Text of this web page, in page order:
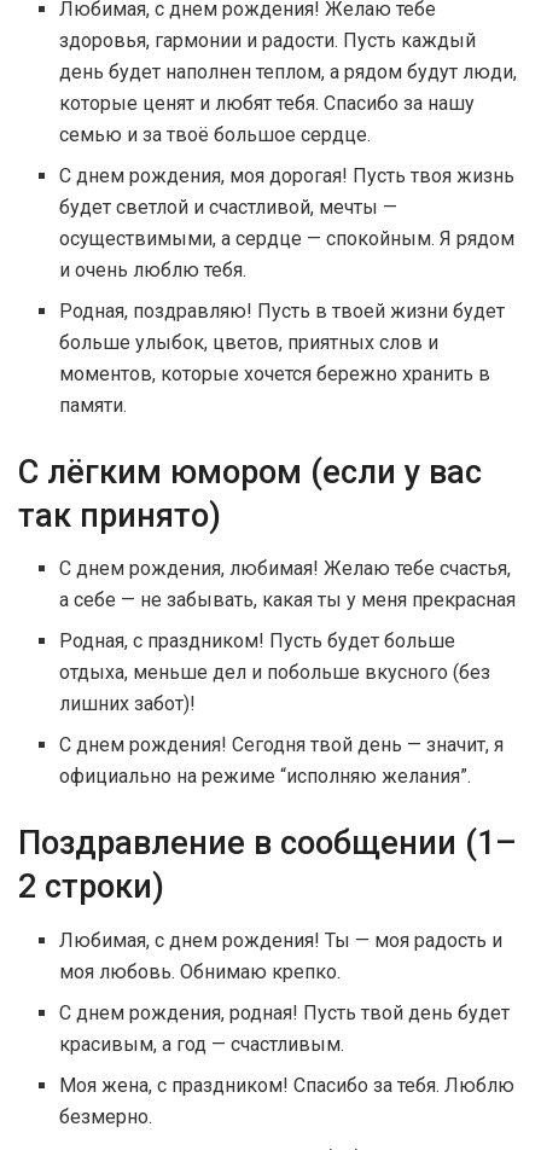
Любимая, с днем рождения! Желаю тебе
здоровья, гармонии и радости. Пусть каждый
день будет наполнен теплом, а рядом будут люди,
которые ценят и любят тебя. Спасибо за нашу
семью и за твоё большое сердце.
С днем рождения, моя дорогая! Пусть твоя жизнь
будет светлой и счастливой, мечты —
осуществимыми, а сердце — спокойным. Я рядом
и очень люблю тебя.
Родная, поздравляю! Пусть в твоей жизни будет
больше улыбок, цветов, приятных слов и
моментов, которые хочется бережно хранить в
памяти.
С лёгким юмором (если у вас
так принято)
С днем рождения, любимая! Желаю тебе счастья,
а себе — не забывать, какая ты у меня прекрасная
Родная, с праздником! Пусть будет больше
отдыха, меньше дел и побольше вкусного (без
лишних забот)!
С днем рождения! Сегодня твой день — значит, я
официально на режиме “исполняю желания”.
Поздравление в сообщении (1–
2 строки)
Любимая, с днем рождения! Ты — моя радость и
моя любовь. Обнимаю крепко.
С днем рождения, родная! Пусть твой день будет
красивым, а год — счастливым.
Моя жена, с праздником! Спасибо за тебя. Люблю
безмерно.